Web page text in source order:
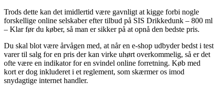
Trods dette kan det imidlertid være gavnligt at kigge forbi nogle
forskellige online selskaber efter tilbud på SIS Drikkedunk – 800 ml
– Klar før du køber, så man er sikker på at opnå den bedste pris.
Du skal blot være årvågen med, at når en e-shop udbyder bedst i test
varer til salg for en pris der kan virke uhørt overkommelig, så er det
ofte være en indikator for en svindel online forretning. Køb med
kort er dog inkluderet i et reglement, som skærmer os imod
snydagtige internet handler.